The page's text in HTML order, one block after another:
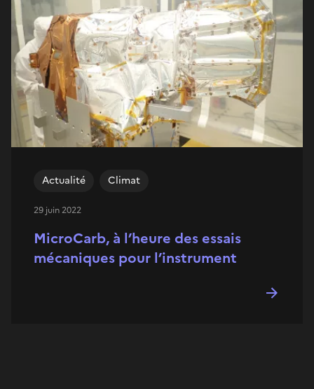
MicroCarb, à l’heure des essais
mécaniques pour l’instrument
Actualité Climat
29 juin 2022